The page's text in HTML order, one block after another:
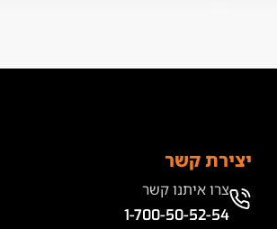
יצירת קשר
צרו איתנו קשר
1-700-50-52-54